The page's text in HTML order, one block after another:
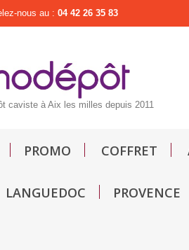
nous au : 04 42 26 35 83
caviste à Aix les milles depuis 2011
PROMO COFFRET
LANGUEDOC PROVENCE